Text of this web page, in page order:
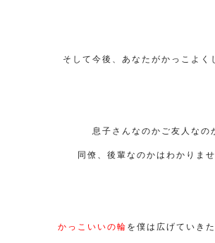
そして今後、あなたがかっこよく
息子さんなのかご友人なの
同僚、後輩なのかはわかりま
かっこいいの輪 を僕は広げていきた